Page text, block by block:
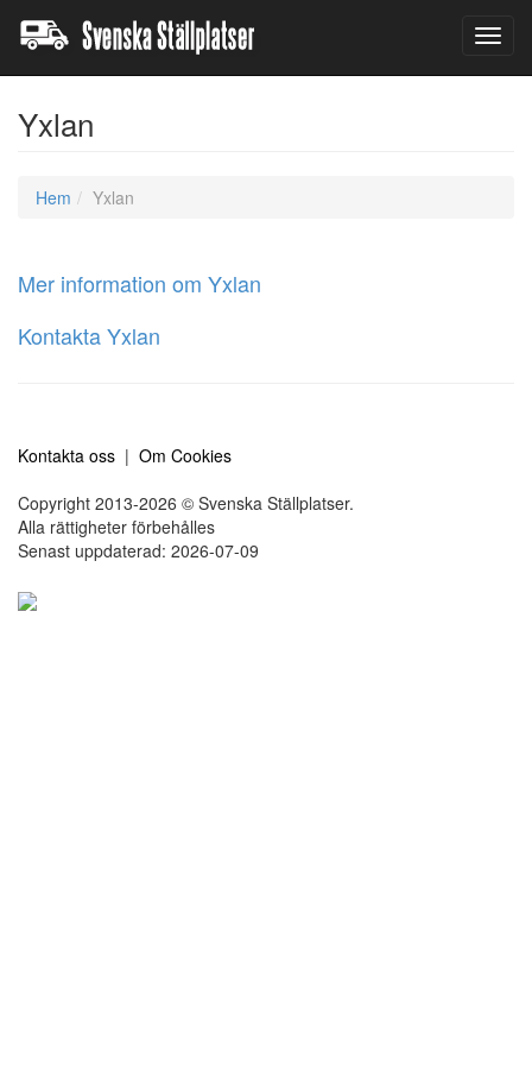
Yxlan
Hem Yxlan
Mer information om Yxlan
Kontakta Yxlan
Kontakta oss | Om Cookies
Copyright 2013-2026 © Svenska Ställplatser.
Alla rättigheter förbehålles
Senast uppdaterad: 2026-07-09